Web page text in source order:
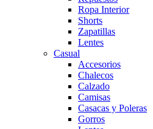
Ropa Interior
Shorts
Zapatillas
Lentes
Casual
Accesorios
Chalecos
Calzado
Camisas
Casacas y Poleras
Gorros